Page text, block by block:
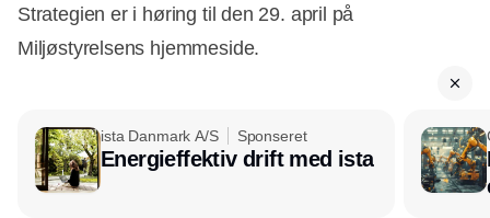
Strategien er i høring til den 29. april på
Miljøstyrelsens hjemmeside.
ista Danmark A/S Sponseret
Energieffektiv drift med ista